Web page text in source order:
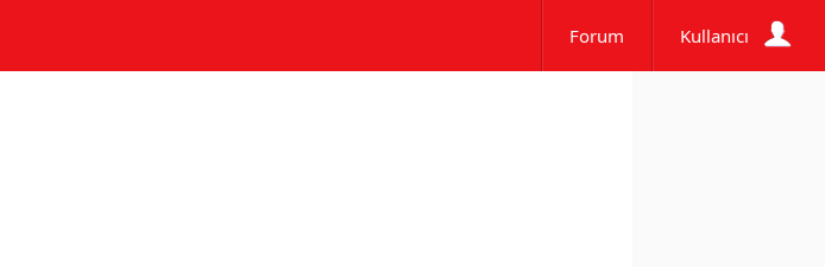
Forum Kullanıcı